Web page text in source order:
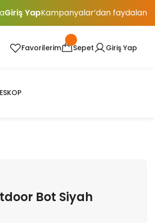
Giriş YapKampanyalar’dan faydalan
Favorilerim Sepet Giriş Yap
Bot Siyah